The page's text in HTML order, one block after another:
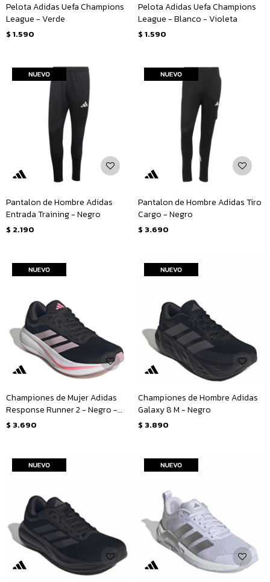
Pelota Adidas Uefa Champions
League - Verde
$ 1.590
Pelota Adidas Uefa Champions
League - Blanco - Violeta
$ 1.590
Pantalon de Hombre Adidas
Entrada Training - Negro
$ 2.190
Pantalon de Hombre Adidas Tiro
Cargo - Negro
$ 3.690
Championes de Mujer Adidas
Response Runner 2 - Negro -
Fucsia
$ 3.690
Championes de Hombre Adidas
Galaxy 8 M - Negro
$ 3.890